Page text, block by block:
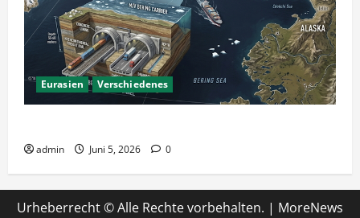
Eurasien Verschiedenes
admin Juni 5, 2026 0
Urheberrecht © Alle Rechte vorbehalten. | MoreNews